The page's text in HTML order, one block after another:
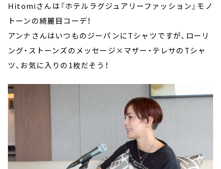
Hitomiさんは『ホテルラグジュアリーファッション』モノ
トーンの綺麗目コーデ！
アンナさんはいつものジーパンにTシャツですが、ローリ
ング・ストーンズのメッセージ×マザー・テレサのTシャ
ツ、お気に入りの1枚だそう！